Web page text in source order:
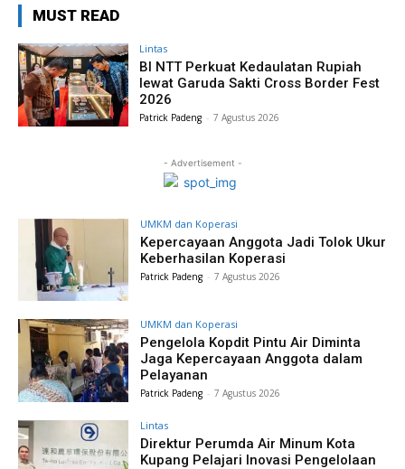
MUST READ
Lintas
BI NTT Perkuat Kedaulatan Rupiah
lewat Garuda Sakti Cross Border Fest
2026
Patrick Padeng - 7 Agustus 2026
- Advertisement -
UMKM dan Koperasi
Kepercayaan Anggota Jadi Tolok Ukur
Keberhasilan Koperasi
Patrick Padeng - 7 Agustus 2026
UMKM dan Koperasi
Pengelola Kopdit Pintu Air Diminta
Jaga Kepercayaan Anggota dalam
Pelayanan
Patrick Padeng - 7 Agustus 2026
Lintas
Direktur Perumda Air Minum Kota
Kupang Pelajari Inovasi Pengelolaan